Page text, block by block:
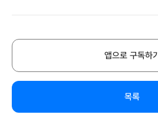
앱으로 구독하기
목록